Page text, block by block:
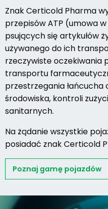
Znak Certicold Pharma
przepisów ATP (umowa
psujących się artykułów
używanego do ich
rzeczywiste oczekiwania
transportu
przestrzegania łańcucha
środowiska, kontroli
sanitarnych.
Na żądanie wszystkie
posiadać znak Certicold
Poznaj gamę pojazdów